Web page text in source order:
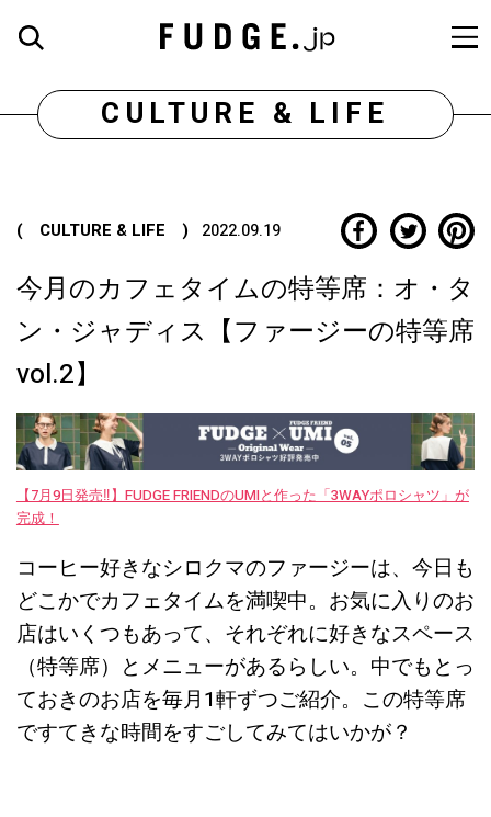
CULTURE & LIFE
( CULTURE & LIFE ) 2022.09.19
今月のカフェタイムの特等席：オ・タ
ン・ジャディス【ファージーの特等席
vol.2】
【7月9日発売‼︎】FUDGE FRIENDのUMIと作った「3WAYポロシャツ」が
完成！
コーヒー好きなシロクマのファージーは、今日も
どこかでカフェタイムを満喫中。お気に入りのお
店はいくつもあって、それぞれに好きなスペース
（特等席）とメニューがあるらしい。中でもとっ
ておきのお店を毎月1軒ずつご紹介。この特等席
ですてきな時間をすごしてみてはいかが？